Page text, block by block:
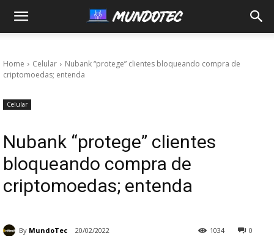
MundoTec
Home Celular
Nubank “protege” clientes bloqueando compra de
criptomoedas; entenda
Celular
Nubank “protege” clientes
bloqueando compra de
criptomoedas; entenda
By MundoTec 20/02/2022 0
1034